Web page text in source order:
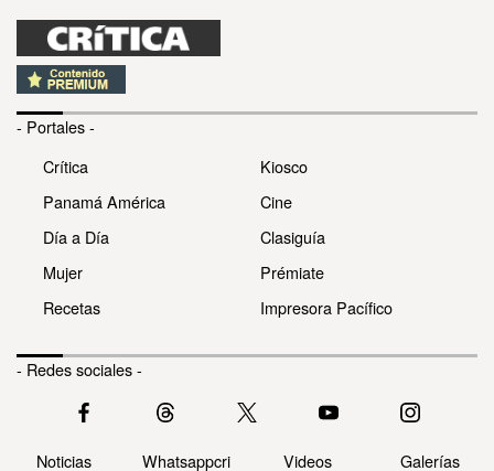
- Portales -
Crítica
Panamá América
Día a Día
Mujer
Recetas
Kiosco
Cine
Clasiguía
Prémiate
Impresora Pacífico
- Redes sociales -
Noticias Whatsappcri Videos Galerías